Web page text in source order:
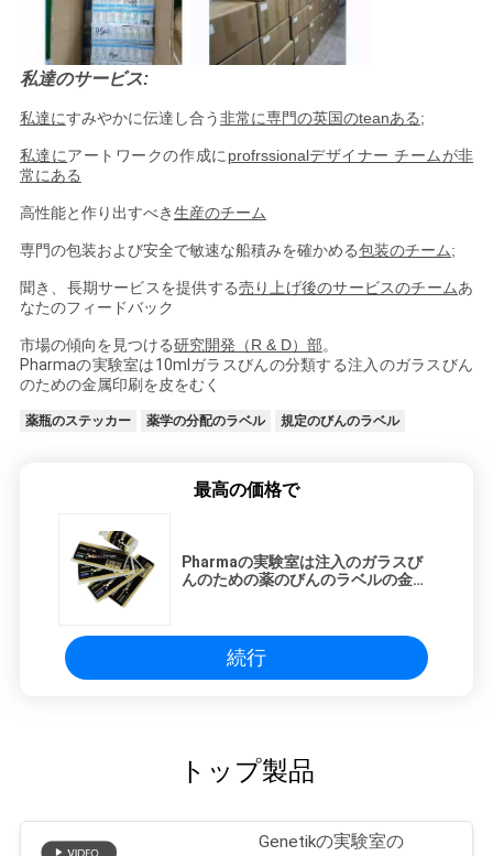
私達のサービス:
私達にすみやかに伝達し合う非常に専門の英国のteanある;
私達にアートワークの作成にprofrssionalデザイナー チームが非
常にある
高性能と作り出すべき生産のチーム
専門の包装および安全で敏速な船積みを確かめる包装のチーム;
聞き、長期サービスを提供する売り上げ後のサービスのチームあ
なたのフィードバック
市場の傾向を見つける研究開発（R & D）部。
Pharmaの実験室は10mlガラスびんの分類する注入のガラスびん
のための金属印刷を皮をむく
薬瓶のステッカー 薬学の分配のラベル 規定のびんのラベル
最高の価格で
Pharmaの実験室は注入のガラスび
んのための薬のびんのラベルの金属
続行
トップ製品
Genetikの実験室の